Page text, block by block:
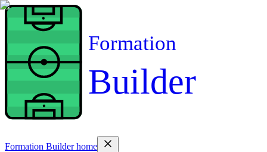
Formation
Builder
Formation Builder home